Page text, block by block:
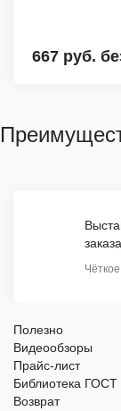
667 руб.
заказа
Полезно
Видеообзоры
Прайс-лист
Библиотека ГОСТ
Возврат